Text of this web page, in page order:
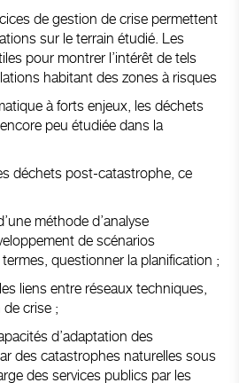
de gestion de crise permettent
sur le terrain étudié. Les
pour montrer l’intérêt de tels
habitant des zones à risques
à forts enjeux, les déchets
peu étudiée dans la
déchets post-catastrophe, ce
méthode d’analyse
de scénarios
questionner la planification ;
liens entre réseaux techniques,
crise ;
d’adaptation des
des catastrophes naturelles sous
des services publics par les